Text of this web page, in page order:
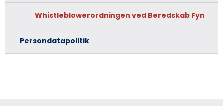
Whistleblowerordningen ved Beredskab Fyn
Persondatapolitik